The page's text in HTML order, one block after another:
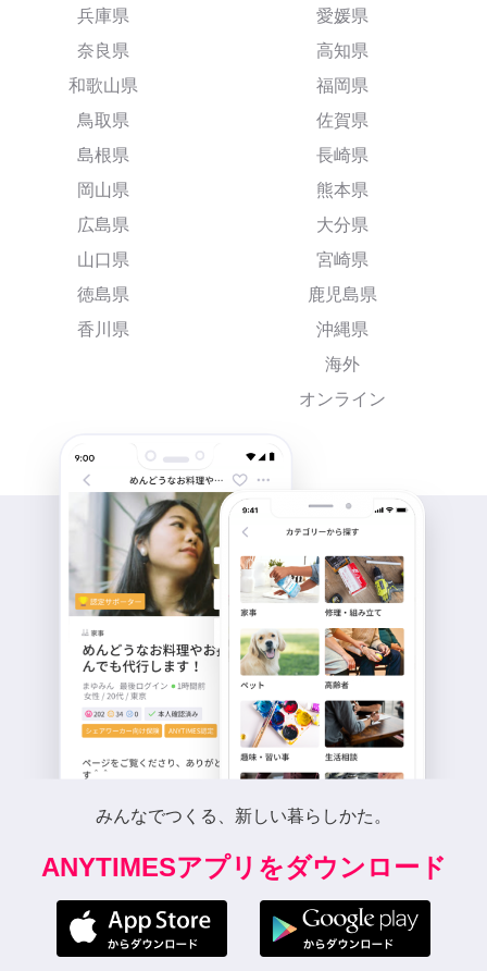
兵庫県
奈良県
和歌山県
鳥取県
島根県
岡山県
広島県
山口県
徳島県
香川県
愛媛県
高知県
福岡県
佐賀県
長崎県
熊本県
大分県
宮崎県
鹿児島県
沖縄県
海外
オンライン
みんなでつくる、新しい暮らしかた。
ANYTIMESアプリをダウンロード